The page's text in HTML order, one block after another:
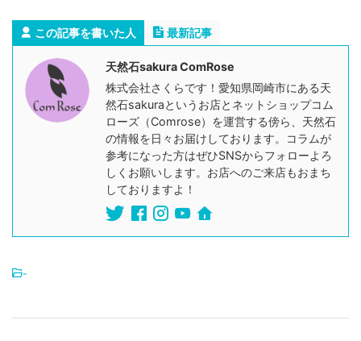
この記事を書いた人 最新記事
天然石sakura ComRose
株式会社さくらです！愛知県岡崎市にある天
然石sakuraというお店とネットショップコム
ローズ（Comrose）を運営する傍ら、天然石
の情報を日々お届けしております。コラムが
参考になった方はぜひSNSからフォローよろ
しくお願いします。お店へのご来店もおまち
しておりますよ！
-